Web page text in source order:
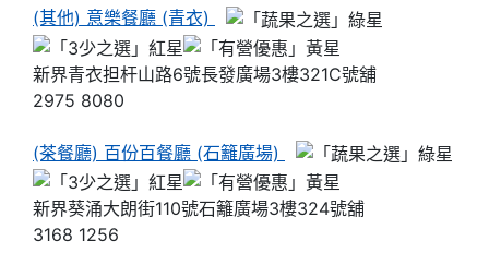
(其他) 意樂餐廳 (青衣)
新界青衣担杆山路6號長發廣場3樓321C號舖
2975 8080
(茶餐廳) 百份百餐廳 (石籬廣場)
新界葵涌大朗街110號石籬廣場3樓324號舖
3168 1256